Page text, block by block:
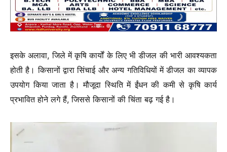
इसके अलावा, जिले में कृषि कार्यों के लिए भी डीजल की भारी आवश्यकता
होती है। किसानों द्वारा सिंचाई और अन्य गतिविधियों में डीजल का व्यापक
उपयोग किया जाता है। मौजूदा स्थिति में ईंधन की कमी से कृषि कार्य
प्रभावित होने लगे हैं, जिससे किसानों की चिंता बढ़ गई है।